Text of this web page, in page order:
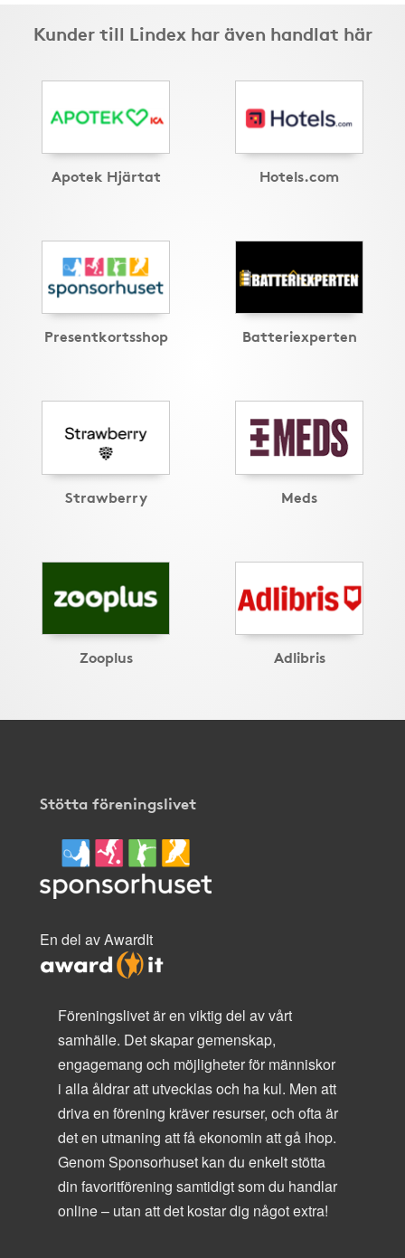
Kunder till Lindex har även handlat här
Apotek Hjärtat Hotels.com
Presentkortsshop Batteriexperten
Strawberry Meds
Zooplus Adlibris
Stötta föreningslivet
En del av AwardIt
Föreningslivet är en viktig del av vårt
samhälle. Det skapar gemenskap,
engagemang och möjligheter för människor
i alla åldrar att utvecklas och ha kul. Men att
driva en förening kräver resurser, och ofta är
det en utmaning att få ekonomin att gå ihop.
Genom Sponsorhuset kan du enkelt stötta
din favoritförening samtidigt som du handlar
online – utan att det kostar dig något extra!